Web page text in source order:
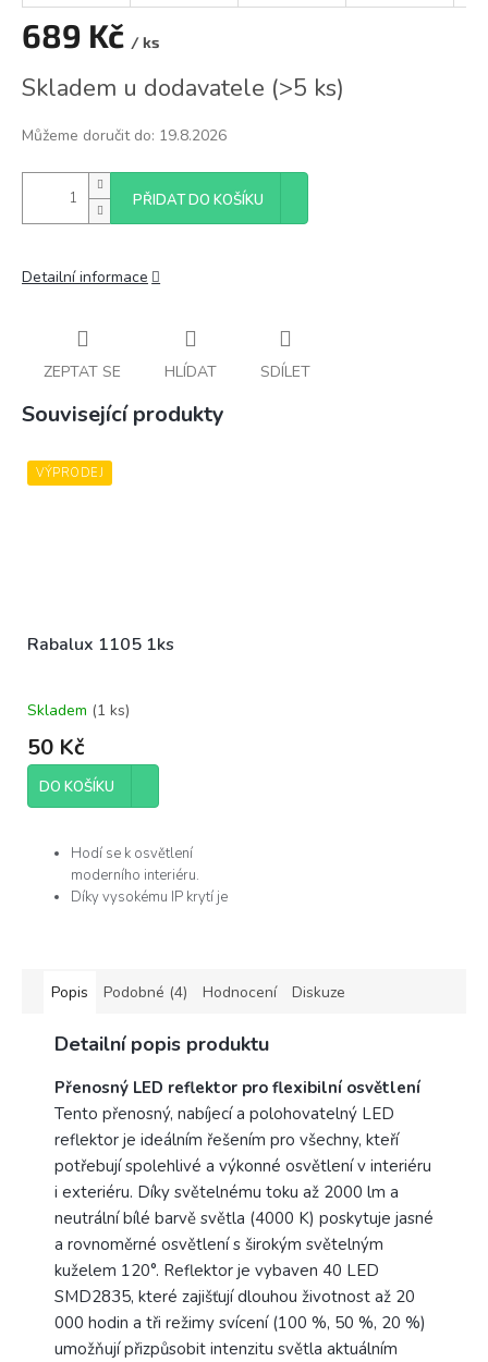
689 Kč / ks
cena:
Skladem u dodavatele (>5 ks)
Můžeme doručit do: 19.8.2026
PŘIDAT DO KOŠÍKU
Detailní informace
ZEPTAT SE HLÍDAT SDÍLET
Související produkty
VÝPRODEJ
Rabalux 1105 1ks
Skladem (1 ks)
50 Kč
DO KOŠÍKU
Hodí se k osvětlení
moderního interiéru.
Díky vysokému IP krytí je
balení.
Popis Podobné (4) Hodnocení Diskuze
Detailní popis produktu
Přenosný LED reflektor pro flexibilní osvětlení
Tento přenosný, nabíjecí a polohovatelný LED
reflektor je ideálním řešením pro všechny, kteří
potřebují spolehlivé a výkonné osvětlení v interiéru
i exteriéru. Díky světelnému toku až 2000 lm a
neutrální bílé barvě světla (4000 K) poskytuje jasné
a rovnoměrné osvětlení s širokým světelným
kuželem 120°. Reflektor je vybaven 40 LED
SMD2835, které zajišťují dlouhou životnost až 20
000 hodin a tři režimy svícení (100 %, 50 %, 20 %)
umožňují přizpůsobit intenzitu světla aktuálním